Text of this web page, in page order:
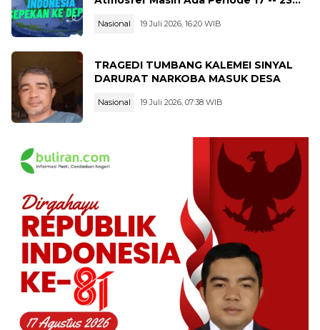
Nasional 19 Juli 2026, 16:20 WIB
TRAGEDI TUMBANG KALEMEI SINYAL
DARURAT NARKOBA MASUK DESA
Nasional 19 Juli 2026, 07:38 WIB